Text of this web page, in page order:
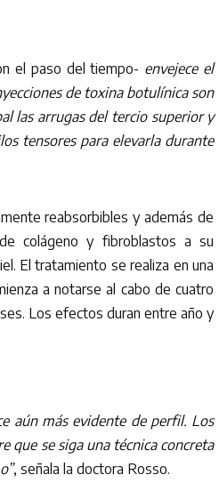
el paso del tiempo- envejece el
de toxina botulínica son
las arrugas del tercio superior y
tensores para elevarla durante
reabsorbibles y además de
colágeno y fibroblastos a su
El tratamiento se realiza en una
a notarse al cabo de cuatro
Los efectos duran entre año y
aún más evidente de perfil. Los
que se siga una técnica concreta
, señala la doctora Rosso.